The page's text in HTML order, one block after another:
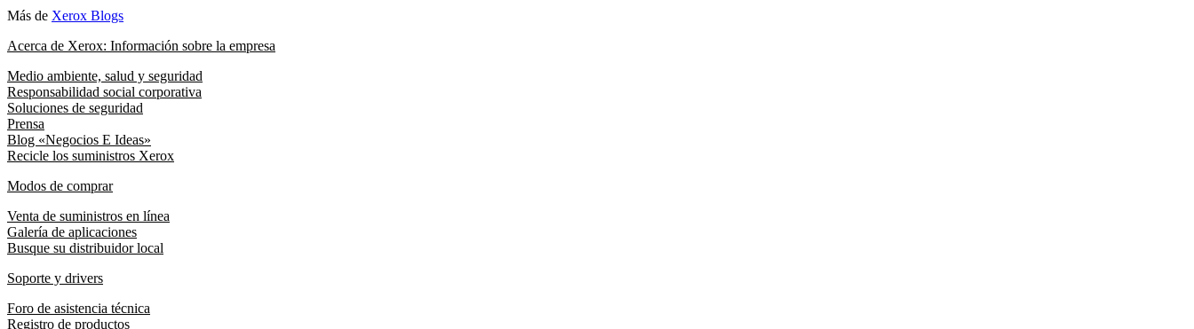
Más de Xerox Blogs
Acerca de Xerox: Información sobre la empresa
Medio ambiente, salud y seguridad
Responsabilidad social corporativa
Soluciones de seguridad
Prensa
Blog «Negocios E Ideas»
Recicle los suministros Xerox
Modos de comprar
Venta de suministros en línea
Galería de aplicaciones
Busque su distribuidor local
Soporte y drivers
Foro de asistencia técnica
Registro de productos